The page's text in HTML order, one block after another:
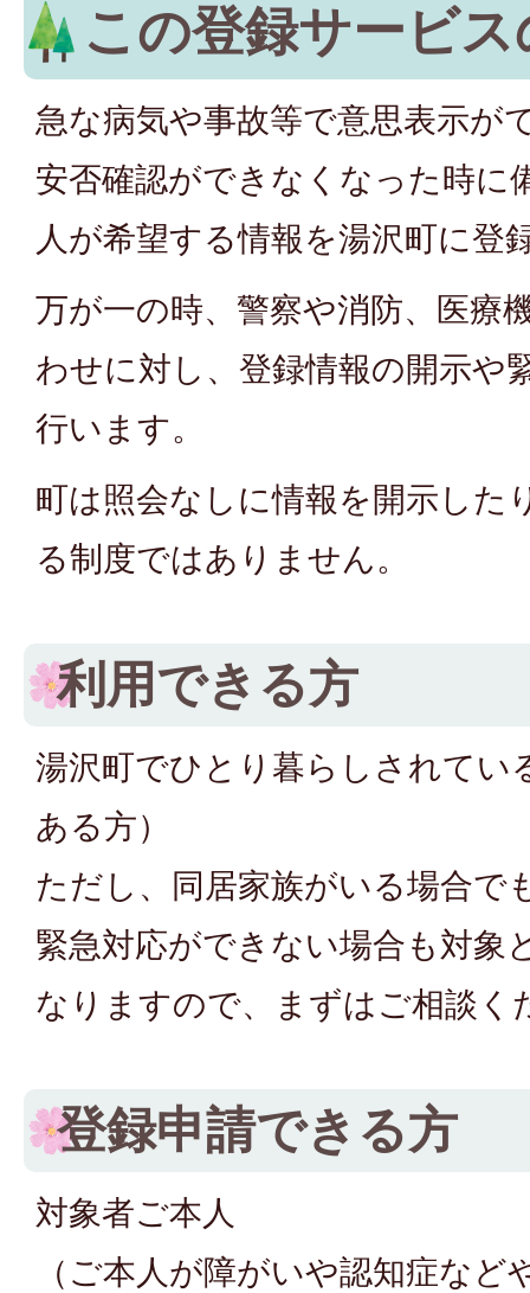
この登録サービ
急な病気や事故等で意思表示が
安否確認ができなくなった時に
人が希望する情報を湯沢町に登
万が一の時、警察や消防、医療
わせに対し、登録情報の開示や
行います。
町は照会なしに情報を開示した
る制度ではありません。
利用できる方
湯沢町でひとり暮らしされてい
ある方）
ただし、同居家族がいる場合で
緊急対応ができない場合も対象
なりますので、まずはご相談く
登録申請できる方
対象者ご本人
（ご本人が障がいや認知症な